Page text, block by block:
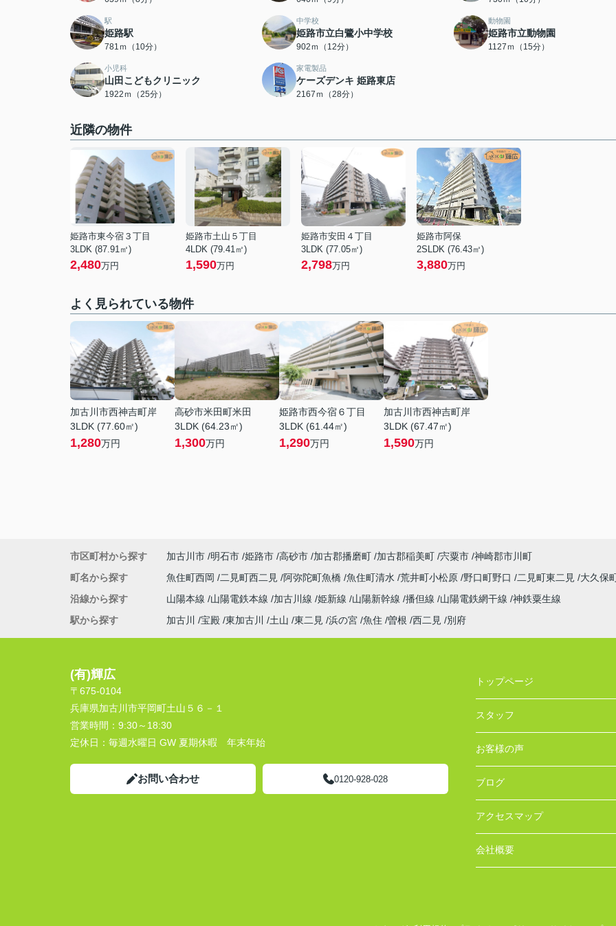
駅
姫路駅
781ｍ（10分）
中学校
姫路市立白鷺小中学校
902ｍ（12分）
動物園
姫路市立動物園
1127ｍ（15分）
小児科
山田こどもクリニック
1922ｍ（25分）
家電製品
ケーズデンキ 姫路東店
2167ｍ（28分）
近隣の物件
姫路市東今宿３丁目
3LDK (87.91㎡)
2,480万円
姫路市土山５丁目
4LDK (79.41㎡)
1,590万円
姫路市安田４丁目
3LDK (77.05㎡)
2,798万円
姫路市阿保
2SLDK (76.43㎡)
3,880万円
よく見られている物件
加古川市西神吉町岸
3LDK (77.60㎡)
1,280万円
高砂市米田町米田
3LDK (64.23㎡)
1,300万円
姫路市西今宿６丁目
3LDK (61.44㎡)
1,290万円
加古川市西神吉町岸
3LDK (67.47㎡)
1,590万円
市区町村から探す 加古川市 明石市 姫路市 高砂市 加古郡播磨町 加古郡稲美町 宍粟市 神崎郡市川町
町名から探す
魚住町西岡 二見町西二見 阿弥陀町魚橋 魚住町清水 荒井町小松原 野口町野口 二見町東二見
大久保
沿線から探す
山陽本線 山陽電鉄本線 加古川線 姫新線 山陽新幹線 播但線 山陽電鉄網干線 神鉄粟生線
駅から探す
加古川 宝殿 東加古川 土山 東二見 浜の宮 魚住 曽根 西二見 別府
(有)輝広
〒675-0104
兵庫県加古川市平岡町土山５６－１
営業時間： 9:30～18:30
定休日： 毎週水曜日 GW 夏期休暇 年末年始
お問い合わせ 0120-928-028
トップページ
スタッフ
お客様の声
ブログ
アクセスマップ
会社概要